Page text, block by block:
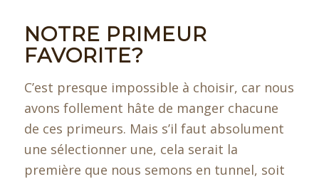
NOTRE PRIMEUR
FAVORITE?
C’est presque impossible à choisir, car nous
avons follement hâte de manger chacune
de ces primeurs. Mais s’il faut absolument
une sélectionner une, cela serait la
première que nous semons en tunnel, soit